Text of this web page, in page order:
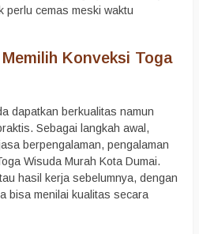
perlu cemas meski waktu
Konveksi Toga
dapatkan berkualitas namun
Sebagai langkah awal,
berpengalaman, pengalaman
Wisuda Murah Kota Dumai.
hasil kerja sebelumnya, dengan
bisa menilai kualitas secara